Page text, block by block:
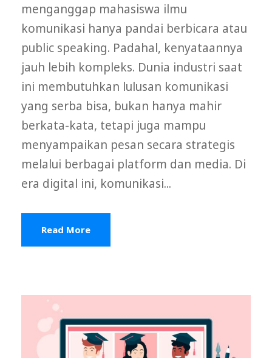
menganggap mahasiswa ilmu
komunikasi hanya pandai berbicara atau
public speaking. Padahal, kenyataannya
jauh lebih kompleks. Dunia industri saat
ini membutuhkan lulusan komunikasi
yang serba bisa, bukan hanya mahir
berkata-kata, tetapi juga mampu
menyampaikan pesan secara strategis
melalui berbagai platform dan media. Di
era digital ini, komunikasi...
Read More